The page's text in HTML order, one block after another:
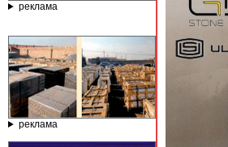
реклама
реклама